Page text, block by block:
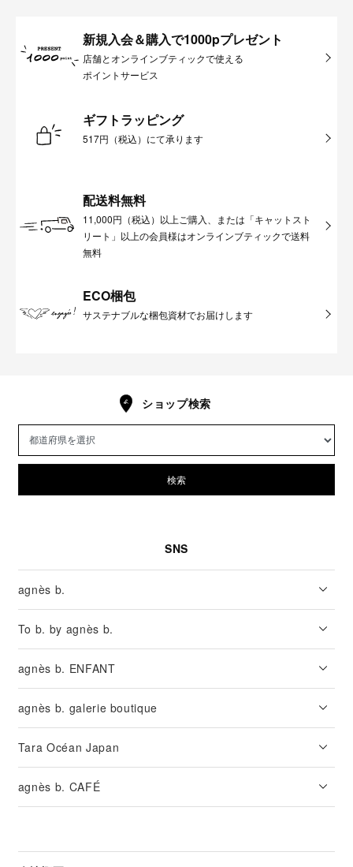
新規入会＆購入で1000pプレゼント
店舗とオンラインブティックで使える
ポイントサービス
ギフトラッピング
517円（税込）にて承ります
配送料無料
11,000円（税込）以上ご購入、または「キャットスト
リート」以上の会員様はオンラインブティックで送料
無料
ECO梱包
サステナブルな梱包資材でお届けします
ショップ検索
検索
SNS
agnès b.
To b. by agnès b.
agnès b. ENFANT
agnès b. galerie boutique
Tara Océan Japan
agnès b. CAFÉ